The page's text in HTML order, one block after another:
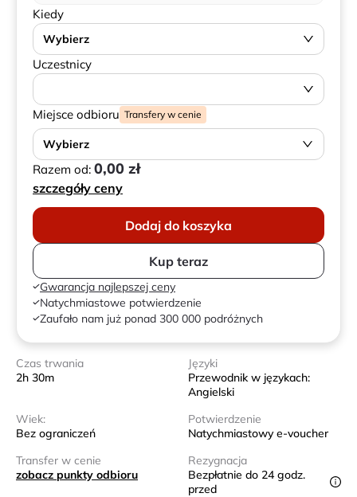
Kiedy
Wybierz
Uczestnicy
Miejsce odbioru Transfery w cenie
Wybierz
Razem od: 0,00 zł
szczegóły ceny
Dodaj do koszyka
Kup teraz
Gwarancja najlepszej ceny
Natychmiastowe potwierdzenie
Zaufało nam już ponad 300 000 podróżnych
Czas trwania
2h 30m
Języki
Przewodnik w językach:
Angielski
Wiek:
Bez ograniczeń
Potwierdzenie
Natychmiastowy e-voucher
Transfer w cenie
zobacz punkty odbioru
Rezygnacja
Bezpłatnie do 24 godz.
przed